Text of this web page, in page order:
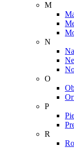
M
N
O
P
R